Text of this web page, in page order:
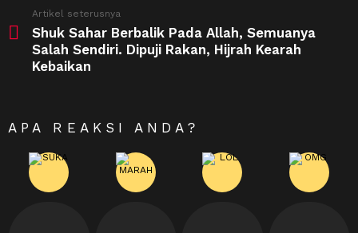
Artikel seterusnya
Shuk Sahar Berbalik Pada Allah, Semuanya
Salah Sendiri. Dipuji Rakan, Hijrah Kearah
Kebaikan
APA REAKSI ANDA?